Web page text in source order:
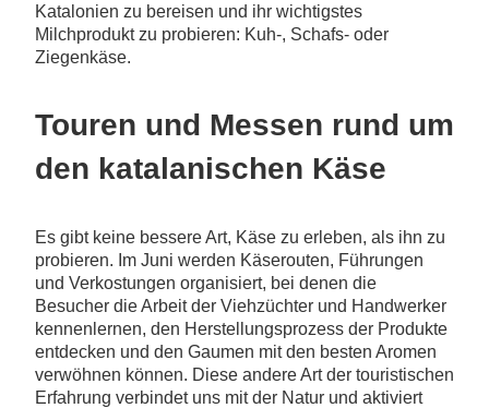
Katalonien zu bereisen und ihr wichtigstes
Milchprodukt zu probieren: Kuh-, Schafs- oder
Ziegenkäse.
Touren und Messen rund um
den katalanischen Käse
Es gibt keine bessere Art, Käse zu erleben, als ihn zu
probieren. Im Juni werden Käserouten, Führungen
und Verkostungen organisiert, bei denen die
Besucher die Arbeit der Viehzüchter und Handwerker
kennenlernen, den Herstellungsprozess der Produkte
entdecken und den Gaumen mit den besten Aromen
verwöhnen können. Diese andere Art der touristischen
Erfahrung verbindet uns mit der Natur und aktiviert